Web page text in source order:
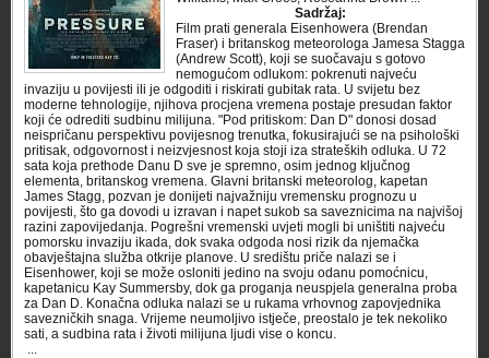
Sadržaj:
Film prati generala Eisenhowera (Brendan
Fraser) i britanskog meteorologa Jamesa Stagga
(Andrew Scott), koji se suočavaju s gotovo
nemogućom odlukom: pokrenuti najveću
invaziju u povijesti ili je odgoditi i riskirati gubitak rata. U svijetu bez
moderne tehnologije, njihova procjena vremena postaje presudan faktor
koji će odrediti sudbinu milijuna. "Pod pritiskom: Dan D" donosi dosad
neispričanu perspektivu povijesnog trenutka, fokusirajući se na psihološki
pritisak, odgovornost i neizvjesnost koja stoji iza strateških odluka. U 72
sata koja prethode Danu D sve je spremno, osim jednog ključnog
elementa, britanskog vremena. Glavni britanski meteorolog, kapetan
James Stagg, pozvan je donijeti najvažniju vremensku prognozu u
povijesti, što ga dovodi u izravan i napet sukob sa saveznicima na najvišoj
razini zapovijedanja. Pogrešni vremenski uvjeti mogli bi uništiti najveću
pomorsku invaziju ikada, dok svaka odgoda nosi rizik da njemačka
obavještajna služba otkrije planove. U središtu priče nalazi se i
Eisenhower, koji se može osloniti jedino na svoju odanu pomoćnicu,
kapetanicu Kay Summersby, dok ga proganja neuspjela generalna proba
za Dan D. Konačna odluka nalazi se u rukama vrhovnog zapovjednika
savezničkih snaga. Vrijeme neumoljivo istječe, preostalo je tek nekoliko
sati, a sudbina rata i životi milijuna ljudi vise o koncu.
​ ...